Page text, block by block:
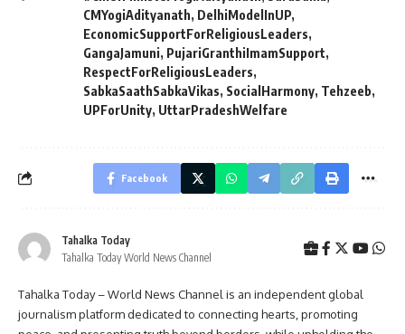
CMYogiAdityanath, DelhiModelInUP,
EconomicSupportForReligiousLeaders,
GangaJamuni, PujariGranthiImamSupport,
RespectForReligiousLeaders,
SabkaSaathSabkaVikas, SocialHarmony, Tehzeeb,
UPForUnity, UttarPradeshWelfare
Facebook
Tahalka Today
Tahalka Today World News Channel
Tahalka Today – World News Channel is an independent global
journalism platform dedicated to connecting hearts, promoting